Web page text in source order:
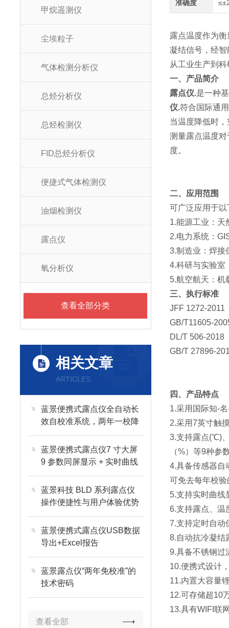
甲烷遥测仪
尘埃粒子
气体检测分析仪
总烃分析仪
总烃检测仪
FID总烃分析仪
便捷式气体检测仪
油烟检测仪
露点仪
氧分析仪
查看全部分类
相关文章
ARTICLES
蓝景便携式露点仪全自动长
效自校准系统，两年一校降
运维成本
蓝景便携式露点仪7 寸大屏
9 参数同屏显示 + 实时曲线
可视化
蓝景科技 BLD 系列露点仪
操作便捷性与用户体验优势
人性化设计
蓝景便携式露点仪USB数据
导出+Excel报告
蓝景露点仪“两年免校准”的
技术密码
查看全部
准确度
露点温度作为
凝结信号，经
从工业生产到
一、产品简介
露点仪.是一种
仪.符合国际通
当温度降低时
测量露点温度
度。
二、应用范围
可广泛应用于
1.能源工业：天
2.电力系统：
3.制造业：焊接
4.科研与实验室
5.航空航天：机
三、执行标准
JFF 1272-2011
GB/T11605-
DL/T 506-2018
GB/T 27896-
四、产品特点
1.采用国际知-
2.采用7英寸触
3.支持露点(℃)
（%）等9种参
4.具备传感器自
可免去每年校
5.支持实时曲线
6.支持露点、温
7.支持定时自动
8.自动抗冷凝结
9.具备不锈钢过
10.便携式设计
11.内置大容量
12.可存储超10
13.具有WIFI联